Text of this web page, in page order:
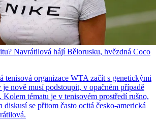
Navrátilová hájí Bělorusku, hvězdná Coco
tenisová organizace WTA začít s genetickými
nově musí podstoupit, v opačném případě
Kolem tématu je v tenisovém prostředí rušno,
diskusí se přitom často ocitá česko-americká